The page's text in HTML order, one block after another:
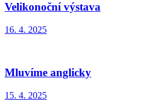
Velikonoční výstava
16. 4. 2025
Mluvíme anglicky
15. 4. 2025